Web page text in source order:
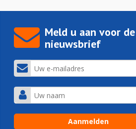
Meld u aan voor de
nieuwsbrief